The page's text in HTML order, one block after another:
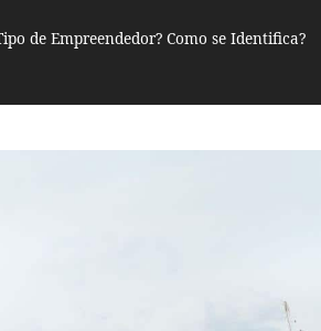
de Empreendedor? Como se Identifica?